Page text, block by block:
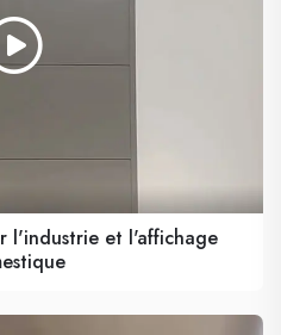
l'industrie et l'affichage